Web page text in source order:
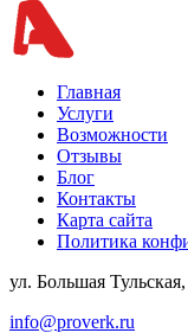
Главная
Услуги
Возможности
Отзывы
Блог
Контакты
Карта сайта
Политика
ул. Большая
info@proverk.ru